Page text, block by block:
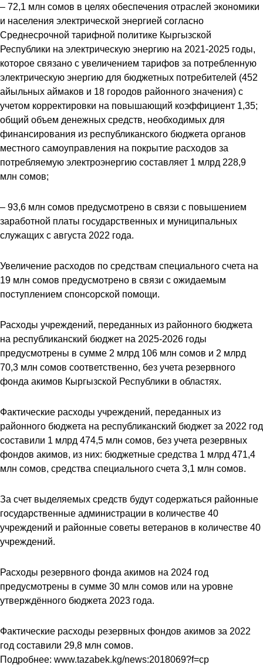
– 72,1 млн сомов в целях обеспечения отраслей экономики
и населения электрической энергией согласно
Среднесрочной тарифной политике Кыргызской
Республики на электрическую энергию на 2021-2025 годы,
которое связано с увеличением тарифов за потребленную
электрическую энергию для бюджетных потребителей (452
айыльных аймаков и 18 городов районного значения) с
учетом корректировки на повышающий коэффициент 1,35;
общий объем денежных средств, необходимых для
финансирования из республиканского бюджета органов
местного самоуправления на покрытие расходов за
потребляемую электроэнергию составляет 1 млрд 228,9
млн сомов;
– 93,6 млн сомов предусмотрено в связи с повышением
заработной платы государственных и муниципальных
служащих с августа 2022 года.
Увеличение расходов по средствам специального счета на
19 млн сомов предусмотрено в связи с ожидаемым
поступлением спонсорской помощи.
Расходы учреждений, переданных из районного бюджета
на республиканский бюджет на 2025-2026 годы
предусмотрены в сумме 2 млрд 106 млн сомов и 2 млрд
70,3 млн сомов соответственно, без учета резервного
фонда акимов Кыргызской Республики в областях.
Фактические расходы учреждений, переданных из
районного бюджета на республиканский бюджет за 2022 год
составили 1 млрд 474,5 млн сомов, без учета резервных
фондов акимов, из них: бюджетные средства 1 млрд 471,4
млн сомов, средства специального счета 3,1 млн сомов.
За счет выделяемых средств будут содержаться районные
государственные администрации в количестве 40
учреждений и районные советы ветеранов в количестве 40
учреждений.
Расходы резервного фонда акимов на 2024 год
предусмотрены в сумме 30 млн сомов или на уровне
утверждённого бюджета 2023 года.
Фактические расходы резервных фондов акимов за 2022
год составили 29,8 млн сомов.
Подробнее: www.tazabek.kg/news:2018069?f=cp